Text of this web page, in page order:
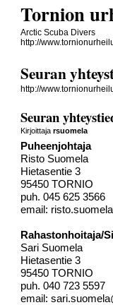
Tornion
Arctic Scuba Divers
http://
Seuran
http://
Seuran
Kirjoittajarsuomela
Puheenjohtaja
Risto Suomela
Hietasentie 3
95450 TORNIO
puh. 045 625 3566
email:
Rahastonhoitaja/
Sari Suomela
Hietasentie 3
95450 TORNIO
puh. 040 723 5597
email: